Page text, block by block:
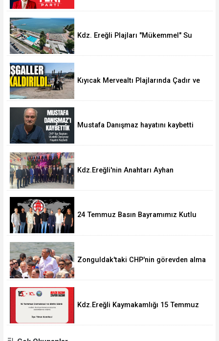
Kdz. Ereğli Plajları "Mükemmel" Su
Kıyıcak Mervealtı Plajlarında Çadır ve
Mustafa Danışmaz hayatını kaybetti
Kdz.Ereğli'nin Anahtarı Ayhan
24 Temmuz Basın Bayramımız Kutlu
Zonguldak'taki CHP'nin görevden alma
Kdz.Ereğli Kaymakamlığı 15 Temmuz